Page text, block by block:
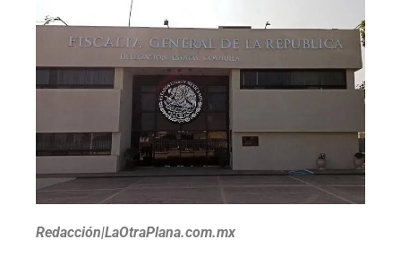
Redacción|LaOtraPlana.com.mx